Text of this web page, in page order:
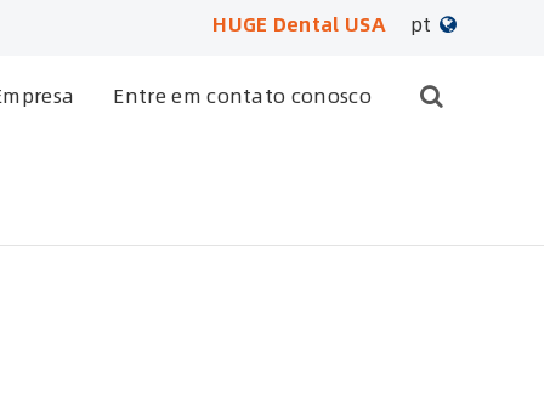
HUGE Dental USA
pt
Entre em contato conosco